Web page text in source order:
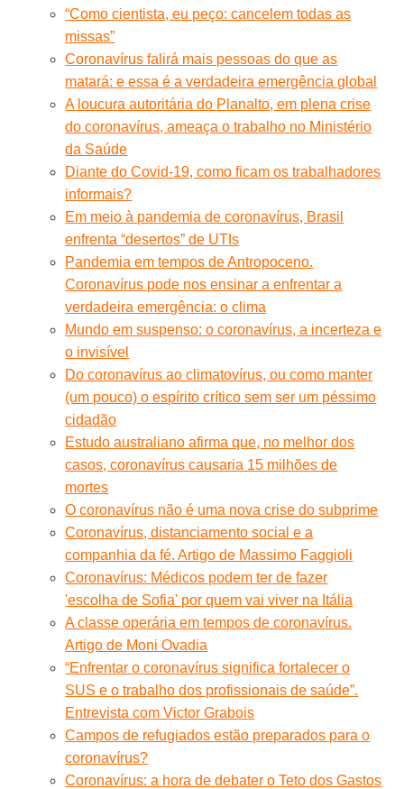
“Como cientista, eu peço: cancelem todas as
missas”
Coronavírus falirá mais pessoas do que as
matará: e essa é a verdadeira emergência global
A loucura autoritária do Planalto, em plena crise
do coronavírus, ameaça o trabalho no Ministério
da Saúde
Diante do Covid-19, como ficam os trabalhadores
informais?
Em meio à pandemia de coronavírus, Brasil
enfrenta “desertos” de UTIs
Pandemia em tempos de Antropoceno.
Coronavírus pode nos ensinar a enfrentar a
verdadeira emergência: o clima
Mundo em suspenso: o coronavírus, a incerteza e
o invisível
Do coronavírus ao climatovírus, ou como manter
(um pouco) o espírito crítico sem ser um péssimo
cidadão
Estudo australiano afirma que, no melhor dos
casos, coronavírus causaria 15 milhões de
mortes
O coronavírus não é uma nova crise do subprime
Coronavírus, distanciamento social e a
companhia da fé. Artigo de Massimo Faggioli
Coronavírus: Médicos podem ter de fazer
'escolha de Sofia' por quem vai viver na Itália
A classe operária em tempos de coronavírus.
Artigo de Moni Ovadia
“Enfrentar o coronavírus significa fortalecer o
SUS e o trabalho dos profissionais de saúde”.
Entrevista com Victor Grabois
Campos de refugiados estão preparados para o
coronavírus?
Coronavírus: a hora de debater o Teto dos Gastos